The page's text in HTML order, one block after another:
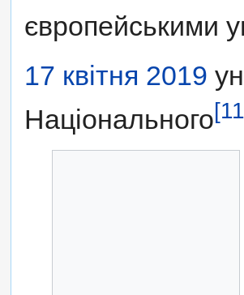
європейськими
17 квітня 2019
Національного